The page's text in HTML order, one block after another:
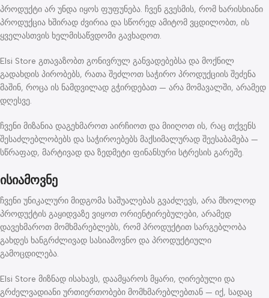
პროდუქტი არ უნდა იყოს ფუფუნება. ჩვენ გვესმის, რომ ხარისხიანი
პროდუქცია ხშირად ძვირია და სწორედ ამიტომ ვცდილობთ, ის
ყველასთვის ხელმისაწვდომი გავხადოთ.
Elsi Store გთავაზობთ გონივრულ განვადებებსა და მოქნილ
გადახდის პირობებს, რათა შეძლოთ საჭირო პროდუქციის შეძენა
მაშინ, როცა ის ნამდვილად გჭირდებათ — არა მომავალში, არამედ
დღესვე.
ჩვენი მიზანია დაგეხმაროთ აირჩიოთ და მიიღოთ ის, რაც თქვენს
შესაძლებლობებს და საჭიროებებს მაქსიმალურად შეესაბამება —
სწრაფად, მარტივად და ზედმეტი ფინანსური სტრესის გარეშე.
ისიამოვნე
ჩვენი უნიკალური მიდგომა საშუალებას გვაძლევს, არა მხოლოდ
პროდუქტის გაყიდვაზე ვიყოთ ორიენტირებულები, არამედ
დავეხმაროთ მომხმარებლებს, რომ პროდუქტით სარგებლობა
გახდეს ხანგრძლივად სასიამოვნო და პროდუქტიული
გამოცდილება.
Elsi Store მიზნად ისახავს, დაამყაროს მყარი, ღირებული და
გრძელვადიანი ურთიერთობები მომხმარებლებთან — იქ, სადაც